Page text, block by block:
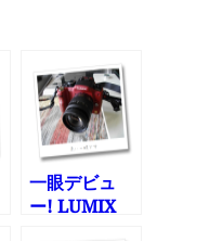
一眼デビュ
ー! LUMIX